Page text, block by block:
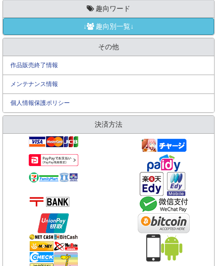
趣向ワード
↓ 趣向別一覧↓
その他
作品販売終了情報
メンテナンス情報
個人情報保護ポリシー
決済方法